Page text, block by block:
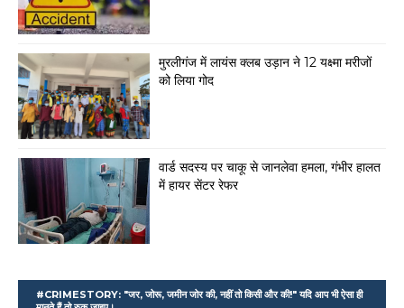
मुरलीगंज में लायंस क्लब उड़ान ने 12 यक्ष्मा मरीजों
को लिया गोद
वार्ड सदस्य पर चाकू से जानलेवा हमला, गंभीर हालत
में हायर सेंटर रेफर
#CRIMESTORY: "जर, जोरू, जमीन जोर की, नहीं तो किसी और की!" यदि आप भी ऐसा ही